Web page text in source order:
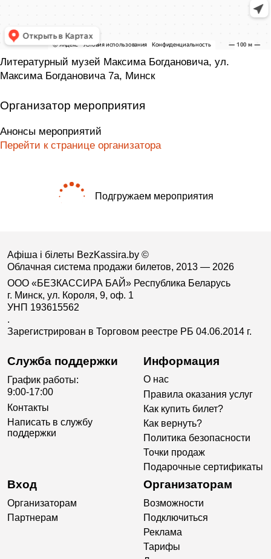
Литературный музей Максима Богдановича, ул.
Максима Богдановича 7а, Минск
Организатор мероприятия
Анонсы мероприятий
Перейти к странице организатора
Подгружаем мероприятия
Афіша і білеты BezKassira.by ©
Облачная система продажи билетов, 2013 — 2026
ООО «БЕЗКАССИРА БАЙ» Республика Беларусь
г. Минск, ул. Короля, 9, оф. 1
УНП 193615562
.
Зарегистрирован в Торговом реестре РБ 04.06.2014 г.
Служба поддержки
График работы:
9:00-17:00
Контакты
Написать в службу
поддержки
Информация
О нас
Правила оказания услуг
Как купить билет?
Как вернуть?
Политика безопасности
Точки продаж
Подарочные сертификаты
Вход
Организаторам
Партнерам
Организаторам
Возможности
Подключиться
Реклама
Тарифы